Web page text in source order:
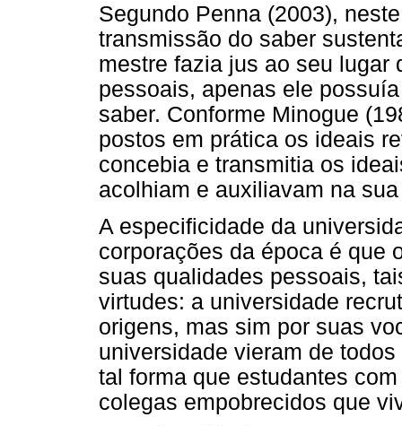
Segundo Penna (2003),
transmissão do saber
mestre fazia jus ao seu
pessoais, apenas ele
saber. Conforme Minogue
postos em prática os ideais
concebia e transmitia os
acolhiam e auxiliavam na
A especificidade da
corporações da época é que
suas qualidades pessoais,
virtudes: a universidade
origens, mas sim por suas
universidade vieram de
tal forma que estudantes
colegas empobrecidos que